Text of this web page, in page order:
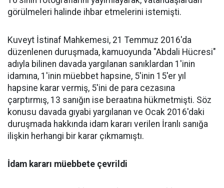
görülmeleri halinde ihbar etmelerini istemişti.
Kuveyt İstinaf Mahkemesi, 21 Temmuz 2016'da
düzenlenen duruşmada, kamuoyunda "Abdali Hücresi"
adıyla bilinen davada yargılanan sanıklardan 1'inin
idamına, 1'inin müebbet hapsine, 5'inin 15'er yıl
hapsine karar vermiş, 5'ini de para cezasına
çarptırmış, 13 sanığın ise beraatına hükmetmişti. Söz
konusu davada gıyabi yargılanan ve Ocak 2016'daki
duruşmada hakkında idam kararı verilen İranlı sanığa
ilişkin herhangi bir karar çıkmamıştı.
İdam kararı müebbete çevrildi